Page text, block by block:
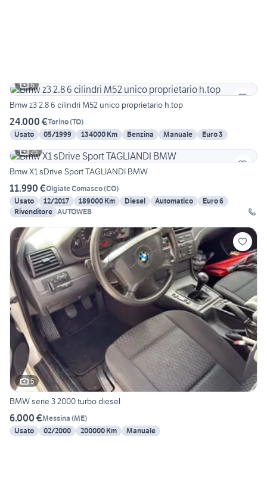
6
Bmw z3 2.8 6 cilindri M52 unico proprietario h.top
24.000 €Torino(TO)
Usato
05/1999 134000 Km Benzina Manuale
Euro 3
25
Bmw X1 sDrive Sport TAGLIANDI BMW
11.990 €Olgiate Comasco(CO)
Usato
12/2017 189000 Km Diesel Automatico
Euro 6
Rivenditore AUTOWEB
5
BMW serie 3 2000 turbo diesel
6.000 €Messina (ME)
Usato
02/2000 200000 Km Manuale